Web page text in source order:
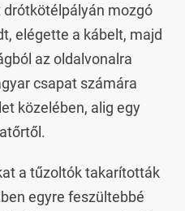
mozgó
elégette a kábelt, majd
az oldalvonalra
csapat számára
közelében, alig egy
a tűzoltók takarították
egyre feszültebbé